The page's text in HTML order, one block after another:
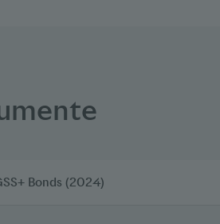
Bonds (2024)